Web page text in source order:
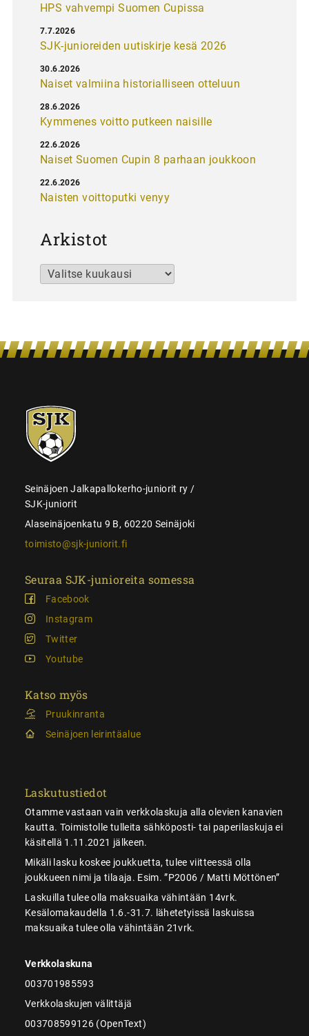
HPS vahvempi Suomen Cupissa
SJK-junioreiden uutiskirje kesä 2026
7.7.2026
Naiset valmiina historialliseen otteluun
30.6.2026
Kymmenes voitto putkeen naisille
28.6.2026
Naiset Suomen Cupin 8 parhaan joukkoon
22.6.2026
Naisten voittoputki venyy
22.6.2026
Arkistot
Arkistot
SJK-
juniorit
Seinäjoen Jalkapallokerho-juniorit ry /
SJK-juniorit
Alaseinäjoenkatu 9 B, 60220 Seinäjoki
toimisto@sjk-juniorit.fi
Seuraa SJK-junioreita somessa
Facebook
Instagram
Twitter
Youtube
Katso myös
Pruukinranta
Seinäjoen leirintäalue
Laskutustiedot
Otamme vastaan vain verkkolaskuja alla olevien kanavien
kautta. Toimistolle tulleita sähköposti- tai paperilaskuja ei
käsitellä 1.11.2021 jälkeen.
Mikäli lasku koskee joukkuetta, tulee viitteessä olla
joukkueen nimi ja tilaaja. Esim. ”P2006 / Matti Möttönen”
Laskuilla tulee olla maksuaika vähintään 14vrk.
Kesälomakaudella 1.6.-31.7. lähetetyissä laskuissa
maksuaika tulee olla vähintään 21vrk.
Verkkolaskuna
003701985593
Verkkolaskujen välittäjä
003708599126 (OpenText)